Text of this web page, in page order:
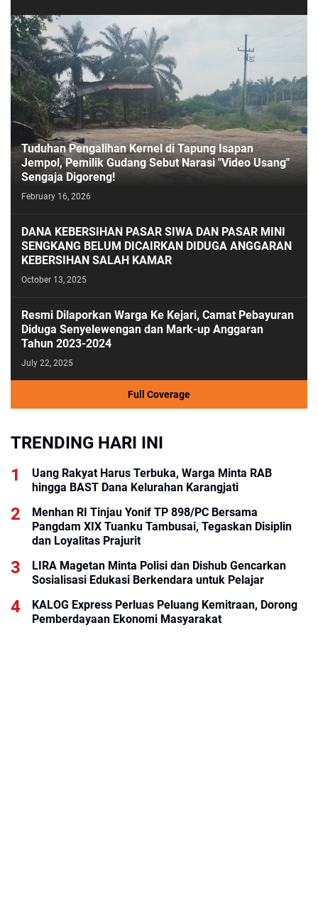
Tuduhan Pengalihan Kernel di Tapung Isapan
Jempol, Pemilik Gudang Sebut Narasi "Video Usang"
Sengaja Digoreng!
February 16, 2026
DANA KEBERSIHAN PASAR SIWA DAN PASAR MINI
SENGKANG BELUM DICAIRKAN DIDUGA ANGGARAN
KEBERSIHAN SALAH KAMAR
October 13, 2025
Resmi Dilaporkan Warga Ke Kejari, Camat Pebayuran
Diduga Senyelewengan dan Mark-up Anggaran
Tahun 2023-2024
July 22, 2025
Full Coverage
TRENDING HARI INI
Uang Rakyat Harus Terbuka, Warga Minta RAB
hingga BAST Dana Kelurahan Karangjati
Menhan RI Tinjau Yonif TP 898/PC Bersama
Pangdam XIX Tuanku Tambusai, Tegaskan Disiplin
dan Loyalitas Prajurit
LIRA Magetan Minta Polisi dan Dishub Gencarkan
Sosialisasi Edukasi Berkendara untuk Pelajar
KALOG Express Perluas Peluang Kemitraan, Dorong
Pemberdayaan Ekonomi Masyarakat